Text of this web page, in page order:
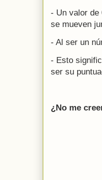
- Un valor de
se mueven
- Al ser un
- Esto
ser su
¿No me